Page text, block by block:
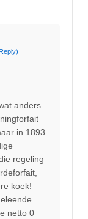
anders.
in 1893
regeling
koek!
netto 0